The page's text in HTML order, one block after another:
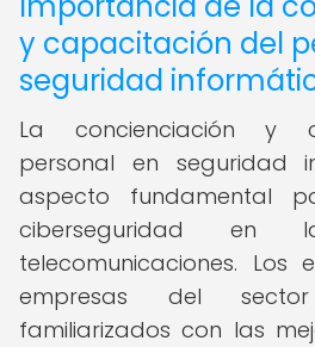
y capacitación del
seguridad
La concienciación y
personal en seguridad
aspecto fundamental
ciberseguridad
telecomunicaciones. Los
empresas del
familiarizados con las